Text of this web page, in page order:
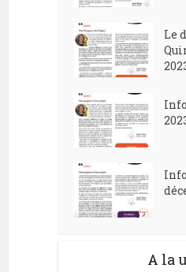
Le
A la